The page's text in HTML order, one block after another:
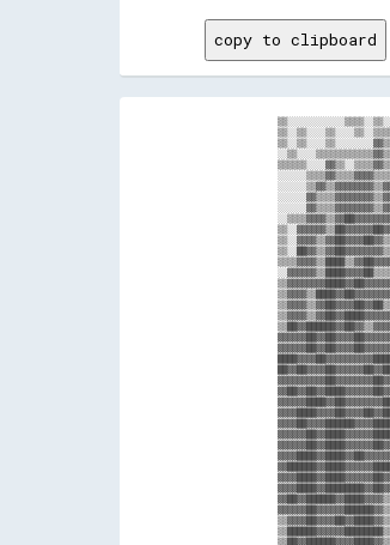
copy to clipboard
▒▒░░░░░░░░░░░░▒▒▒▒░░▒▒░░▓▓▓▓██▓▓▓▓▒▒▒▒██▓▓████▓▓██▓▓████████████▓▓██▓▓▓▓▓▓▓▓████▓▓▓▓▓▓██▓▓▓▓▒▒  ░░░░  ░░▒▒▒▒  ▒▒░░░░▒▒▒▒  ░░░░  ▒▒░░  
▒▒░░▒▒░░░░▒▒░░░░▒▒░░▒▒▒▒▒▒▓▓▓▓▓▓▒▒▒▒▒▒██▓▓████▓▓████▓▓██████▓▓████▓▓▓▓██▒▒▒▒██▓▓▓▓██▓▓▓▓▓▓▓▓▒▒  ▒▒░░░░░░░░▒▒░░░░░░░░░░░░  ▒▒░░  ░░░░  
▒▒░░▒▒░░░░▒▒░░░░░░░░▓▓▒▒▒▒██▓▓▓▓▓▓▓▓▓▓██▓▓████████▓▓▓▓██████▓▓██████▓▓██▓▓▓▓██▓▓▓▓██▓▓▓▓▓▓▓▓▒▒░░▒▒▒▒░░░░░░▒▒░░░░▒▒░░░░░░  ░░░░░░░░░░  
░░▒▒░░░░▒▒▒▒▒▒▒▒▒▒▒▒▓▓▒▒▒▒▓▓██▓▓▓▓▓▓▓▓▓▓██▓▓▓▓████▓▓▓▓██████▓▓██▓▓▓▓▓▓▓▓██▓▓▓▓▓▓▓▓▓▓██▓▓▓▓▓▓▓▓▓▓░░░░  ░░░░░░  ░░░░░░░░░░  ▒▒░░  ░░▒▒░░
▒▒▒▒▒▒░░░░▓▓▒▒░░▒▒▒▒▓▓▒▒▓▓▓▓▓▓▓▓██▓▓██▓▓▓▓▓▓▓▓██████▓▓▓▓████▒▒▓▓▓▓▓▓▓▓▓▓▓▓▓▓██▓▓▓▓▓▓▓▓▓▓▓▓▓▓▓▓▓▓▒▒░░░░░░░░░░░░░░░░░░░░░░░░▒▒░░  ▒▒░░▒▒
░░░░░░▒▒▒▒▓▓▒▒▒▒▓▓▓▓▒▒▒▒▓▓▓▓██▓▓██▓▓██▓▓▓▓██▓▓▓▓████████████▒▒▓▓▒▒▓▓▓▓▓▓▓▓▓▓██▓▓▓▓▓▓▓▓▓▓▓▓▓▓▓▓▓▓▓▓░░░░  ░░░░░░░░▒▒░░░░░░░░░░░░  ▒▒░░▒▒
░░░░░░▒▒▓▓▒▒▓▓▓▓▓▓▓▓▒▒▓▓▓▓▓▓▓▓▓▓▓▓▓▓▓▓▓▓▓▓▓▓▓▓▓▓▓▓████▓▓▓▓▓▓▒▒░░▒▒▓▓▓▓▓▓▓▓▓▓▓▓▓▓▒▒▓▓▓▓▓▓▒▒▓▓▓▓▓▓▓▓▒▒    ░░  ░░▒▒░░░░▒▒░░░░░░░░░░░░░░  
░░░░░░▓▓▒▒▒▒▓▓▓▓▓▓▓▓▒▒▓▓▓▓▓▓▓▓▓▓▓▓▒▒▓▓██▓▓████▓▓▓▓██▓▓▓▓▓▓██▒▒░░▒▒▒▒▓▓██▓▓██▓▓▓▓▓▓██▒▒▓▓▒▒▓▓▓▓▓▓██▒▒  ░░░░░░░░░░░░░░░░░░░░░░░░░░▒▒░░░░
░░░░░░▓▓▒▒▒▒▓▓▓▓▓▓▓▓▒▒▓▓▓▓▓▓▓▓▓▓▓▓▓▓▓▓██▓▓▓▓██▓▓▓▓██▓▓▓▓████▓▓▒▒▒▒▒▒▒▒██▓▓██▓▓▓▓▓▓▓▓▓▓▒▒▓▓▓▓▓▓▒▒▓▓▓▓░░░░░░▒▒░░░░░░░░░░░░░░░░▒▒░░▒▒░░  
░░▒▒▒▒▓▓▓▓▒▒▓▓██▓▓▓▓▓▓▓▓▒▒▓▓▓▓▓▓▓▓▓▓██▓▓▓▓▓▓▓▓██▓▓▓▓████▓▓██▓▓▒▒▒▒▒▒░░▓▓██▓▓▓▓▓▓▓▓▒▒▓▓▒▒▒▒▓▓▓▓▓▓████▒▒░░░░░░░░░░▒▒      ░░░░░░░░░░░░▒▒
▒▒░░▓▓▓▓▓▓▒▒██▓▓▓▓▓▓██▓▓▒▒▓▓▓▓▓▓▓▓▓▓██▒▒▒▒▓▓▓▓▓▓▓▓▓▓██▓▓██▓▓▓▓▒▒▒▒░░░░▓▓▓▓██▓▓▓▓▒▒▒▒▓▓▓▓▒▒▒▒▓▓▓▓▓▓▓▓▓▓░░░░░░░░░░░░  ░░░░  ▒▒░░░░░░░░▒▒
▒▒░░▓▓▓▓▒▒▓▓██▓▓▓▓██▓▓▒▒▒▒▒▒▒▒▒▒▓▓▒▒▓▓▒▒▒▒▓▓▓▓▓▓▓▓▓▓▓▓▓▓██▓▓▒▒▒▒▒▒░░▒▒▒▒▓▓██▓▓▓▓▓▓▒▒▓▓▓▓▒▒▒▒▒▒▓▓▓▓▓▓▓▓░░░░  ░░  ░░  ░░░░  ▒▒░░░░▒▒░░▒▒